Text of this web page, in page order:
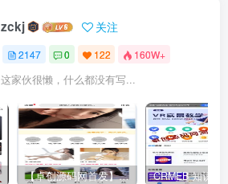
zckj 关注
2147 0 122 160W+
这家伙很懒，什么都没有写...
【卓创源码网首发】全开源视频打赏系统源码｜双模板+代理分站+易支付对接｜API全面修复｜站长盈利利器！​